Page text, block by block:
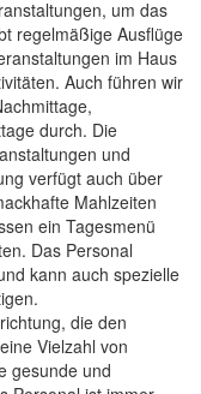
um das
regelmäßige Ausflüge
im Haus
Auch führen wir
durch. Die
und
verfügt auch über
Mahlzeiten
ein Tagesmenü
Das Personal
kann auch spezielle
die den
Vielzahl von
gesunde und